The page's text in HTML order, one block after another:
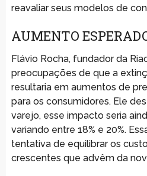
reavaliar seus modelos de
AUMENTO
Flávio Rocha, fundador da
preocupações de que a
resultaria em aumentos de
para os consumidores. Ele
varejo, esse impacto seria
variando entre 18% e 20%.
tentativa de equilibrar os
crescentes que advêm da